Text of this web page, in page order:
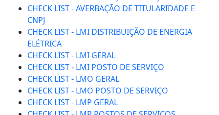
CHECK LIST - AVERBAÇÃO DE TITULARIDADE E
CNPJ
CHECK LIST - LMI DISTRIBUIÇÃO DE ENERGIA
ELÉTRICA
CHECK LIST - LMI GERAL
CHECK LIST - LMI POSTO DE SERVIÇO
CHECK LIST - LMO GERAL
CHECK LIST - LMO POSTO DE SERVIÇO
CHECK LIST - LMP GERAL